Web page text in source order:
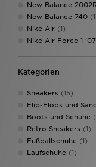
New Balance
New Balance 740
Nike Air (1)
Nike Air Force 1 '07
Nike Air Max 90
Kategorien
Sneakers (15)
Flip-Flops und
Boots und Schuhe
Retro Sneakers (1)
Fußballschuhe (1)
Laufschuhe (1)